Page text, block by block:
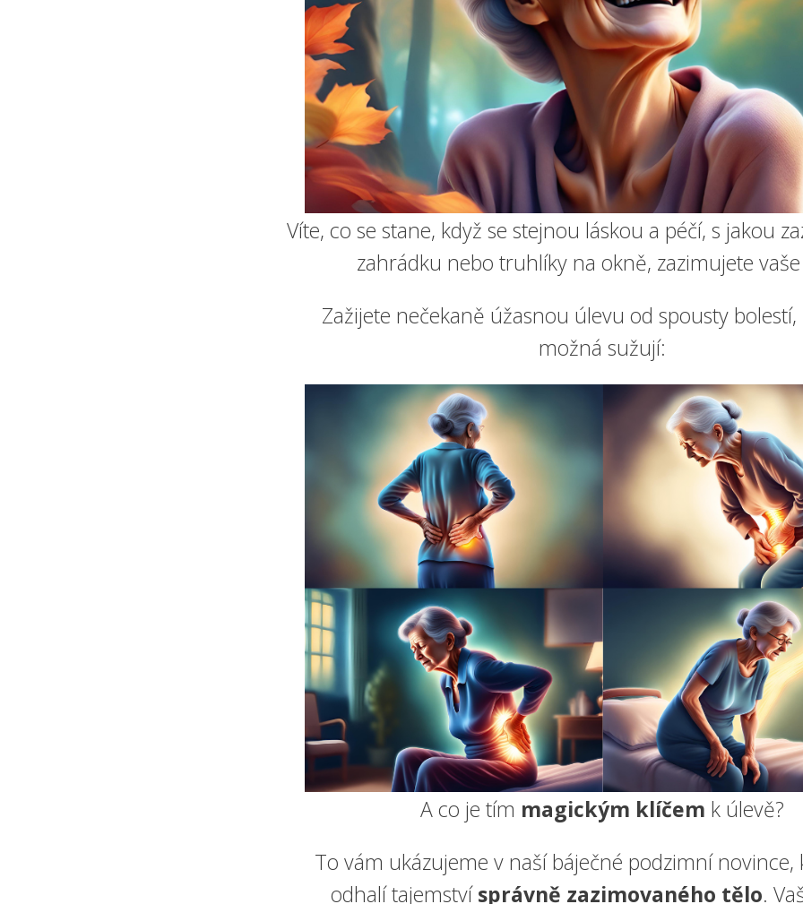
Víte, co se stane, když se stejnou láskou a péčí, s jakou
zahrádku nebo truhlíky na okně, zazimujete
Zažijete nečekaně úžasnou úlevu od spousty bolestí,
možná sužují:
A co je tím magickým klíčem k úlevě?
To vám ukázujeme v naší báječné podzimní novince,
odhalí tajemstvísprávně zazimovaného tělo.